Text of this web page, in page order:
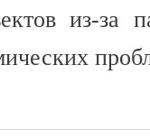
из-за